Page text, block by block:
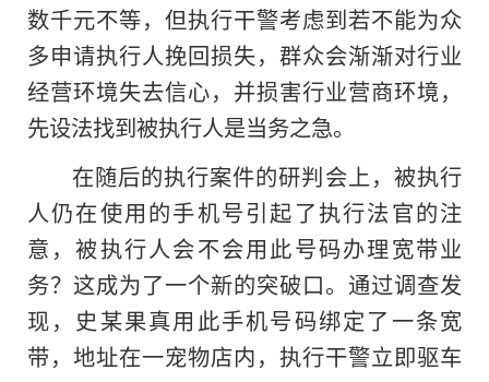
数千元不等，但执行干警考虑到若不能为众
多申请执行人挽回损失，群众会渐渐对行业
经营环境失去信心，并损害行业营商环境，
先设法找到被执行人是当务之急。
在随后的执行案件的研判会上，被执行
人仍在使用的手机号引起了执行法官的注
意，被执行人会不会用此号码办理宽带业
务？这成为了一个新的突破口。通过调查发
现，史某果真用此手机号码绑定了一条宽
带，地址在一宠物店内，执行干警立即驱车